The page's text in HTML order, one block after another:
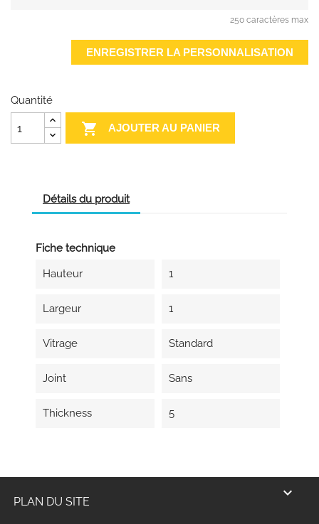
250 caractères max
ENREGISTRER LA PERSONNALISATION
Quantité
 AJOUTER AU PANIER
Détails du produit
Fiche technique
Hauteur
1
Largeur 1
Vitrage Standard
Joint Sans
Thickness 5
PLAN DU SITE
